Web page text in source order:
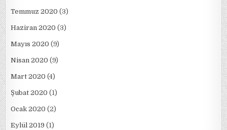
Temmuz 2020 (3)
Haziran 2020 (3)
Mayıs 2020 (9)
Nisan 2020 (9)
Mart 2020 (4)
Şubat 2020 (1)
Ocak 2020 (2)
Eylül 2019 (1)